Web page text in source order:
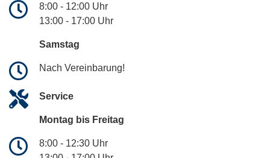
8:00 - 12:00 Uhr
13:00 - 17:00 Uhr
Samstag
Nach Vereinbarung!
Service
Montag bis Freitag
8:00 - 12:30 Uhr